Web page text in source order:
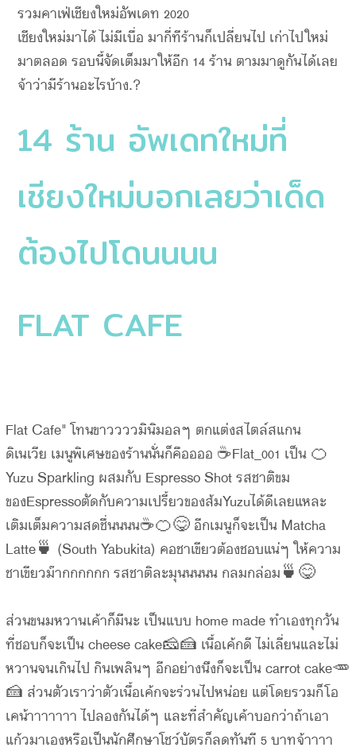
รวมคาเฟ่เชียงใหม่อัพเดท 2020
เชียงใหม่มาได้ไม่มีเบื่อ มากี่ทีร้านก็เปลี่ยนไป เก่าไปใหม่
มาตลอด รอบนี้จัดเต็มมาให้อีก 14 ร้าน ตามมาดูกันได้เลย
จ้าว่ามีร้านอะไรบ้าง.?
14 ร้าน อัพเดทใหม่ที่
เชียงใหม่บอกเลยว่าเด็ด
ต้องไปโดนนนน
FLAT CAFE
Flat Cafe" โทนขาววววมินิมอลๆ ตกแต่งสไตล์สแกน
ดิเนเวีย เมนูพิเศษของร้านนั่นก็คืออออ ☕️Flat_001 เป็น 🍊
Yuzu Sparkling ผสมกับ Espresso Shot รสชาติขม
ของEspressoตัดกับความเปรี้ยวของส้มYuzuได้ดีเลยแหละ
เติมเต็มความสดชื่นนนน☕️🍊😋 อีกเมนูก็จะเป็น Matcha
Latte🍵 (South Yabukita) คอชาเขียวต้องชอบแน่ๆ ให้ความ
ชาเขียวม๊ากกกกกก รสชาติละมุนนนนน กลมกล่อม🍵😋
ส่วนขนมหวานเค้าก็มีนะ เป็นแบบ home made ทำเองทุกวัน
ที่ชอบก็จะเป็น cheese cake🧀🍰 เนื้อเค้กดี ไม่เลี่ยนและไม่
หวานจนเกินไป กินเพลินๆ อีกอย่างนึงก็จะเป็น carrot cake🥕
🍰 ส่วนตัวเราว่าตัวเนื้อเค้กจะร่วนไปหน่อย แต่โดยรวมก็โอ
เคน้าาาาาาา ไปลองกันได้ๆ และที่สำคัญเค้าบอกว่าถ้าเอา
แก้วมาเองหรือเป็นนักศึกษาโชว์บัตรก็ลดทันที 5 บาทจ้าาาา